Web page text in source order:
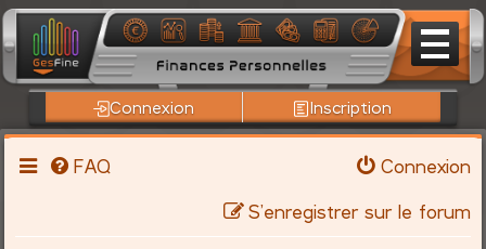
Connexion Inscription
FAQ
Connexion
S’enregistrer sur le forum